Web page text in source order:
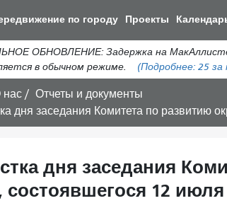
по городу Проекты
ОБНОВЛЕНИЕ: Задержка на
в обычном режиме.
(Подробнее: 25 за
нас
Отчеты и документы
дня заседания Комитета по развитию
дня заседания
состоявшегося 12 июля